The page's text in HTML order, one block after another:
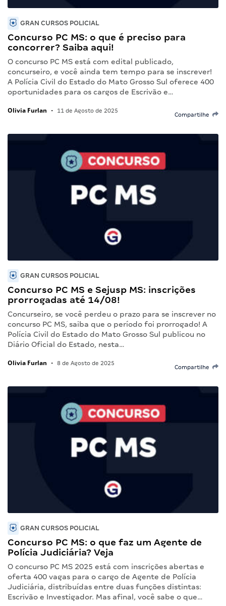
GRAN CURSOS POLICIAL
Concurso PC MS: o que é preciso para
concorrer? Saiba aqui!
O concurso PC MS está com edital publicado,
concurseiro, e você ainda tem tempo para se inscrever!
A Polícia Civil do Estado do Mato Grosso Sul oferece 400
oportunidades para os cargos de Escrivão e…
Olivia Furlan • 11 de Agosto de 2025
Compartilhe
GRAN CURSOS POLICIAL
Concurso PC MS e Sejusp MS: inscrições
prorrogadas até 14/08!
Concurseiro, se você perdeu o prazo para se inscrever no
concurso PC MS, saiba que o período foi prorrogado! A
Polícia Civil do Estado do Mato Grosso Sul publicou no
Diário Oficial do Estado, nesta…
Olivia Furlan • 8 de Agosto de 2025
Compartilhe
GRAN CURSOS POLICIAL
Concurso PC MS: o que faz um Agente de
Polícia Judiciária? Veja
O concurso PC MS 2025 está com inscrições abertas e
oferta 400 vagas para o cargo de Agente de Polícia
Judiciária, distribuídas entre duas funções distintas:
Escrivão e Investigador. Mas afinal, você sabe o que…